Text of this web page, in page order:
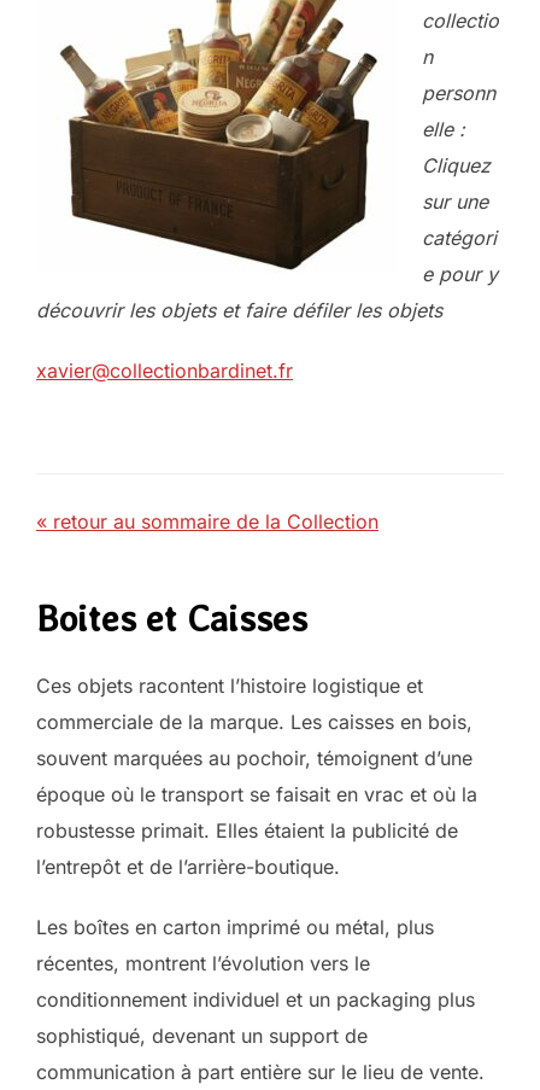
collectio
n
personn
elle :
Cliquez
sur une
catégori
e pour y
découvrir les objets et faire défiler les objets
xavier@collectionbardinet.fr
« retour au sommaire de la Collection
Boites et Caisses
Ces objets racontent l’histoire logistique et
commerciale de la marque. Les caisses en bois,
souvent marquées au pochoir, témoignent d’une
époque où le transport se faisait en vrac et où la
robustesse primait. Elles étaient la publicité de
l’entrepôt et de l’arrière-boutique.
Les boîtes en carton imprimé ou métal, plus
récentes, montrent l’évolution vers le
conditionnement individuel et un packaging plus
sophistiqué, devenant un support de
communication à part entière sur le lieu de vente.